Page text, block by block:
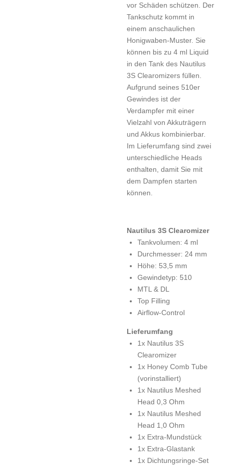
vor Schäden schützen. Der
Tankschutz kommt in
einem anschaulichen
Honigwaben-Muster. Sie
können bis zu 4 ml Liquid
in den Tank des Nautilus
3S Clearomizers füllen.
Aufgrund seines 510er
Gewindes ist der
Verdampfer mit einer
Vielzahl von Akkuträgern
und Akkus kombinierbar.
Im Lieferumfang sind zwei
unterschiedliche Heads
enthalten, damit Sie mit
dem Dampfen starten
können.
Nautilus 3S Clearomizer
Tankvolumen: 4 ml
Durchmesser: 24 mm
Höhe: 53,5 mm
Gewindetyp: 510
MTL & DL
Top Filling
Airflow-Control
Lieferumfang
1x Nautilus 3S
Clearomizer
1x Honey Comb Tube
(vorinstalliert)
1x Nautilus Meshed
Head 0,3 Ohm
1x Nautilus Meshed
Head 1,0 Ohm
1x Extra-Mundstück
1x Extra-Glastank
1x Dichtungsringe-Set